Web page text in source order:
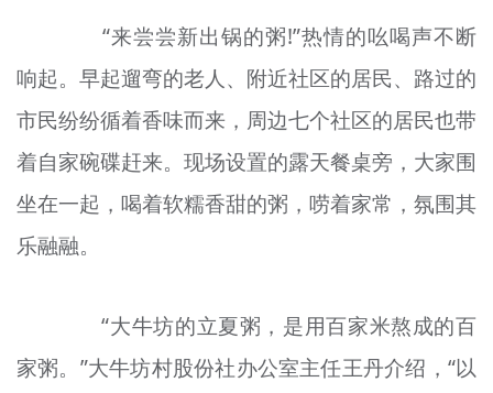
“来尝尝新出锅的粥!”热情的吆喝声不断
响起。早起遛弯的老人、附近社区的居民、路过的
市民纷纷循着香味而来，周边七个社区的居民也带
着自家碗碟赶来。现场设置的露天餐桌旁，大家围
坐在一起，喝着软糯香甜的粥，唠着家常，氛围其
乐融融。
“大牛坊的立夏粥，是用百家米熬成的百
家粥。”大牛坊村股份社办公室主任王丹介绍，“以